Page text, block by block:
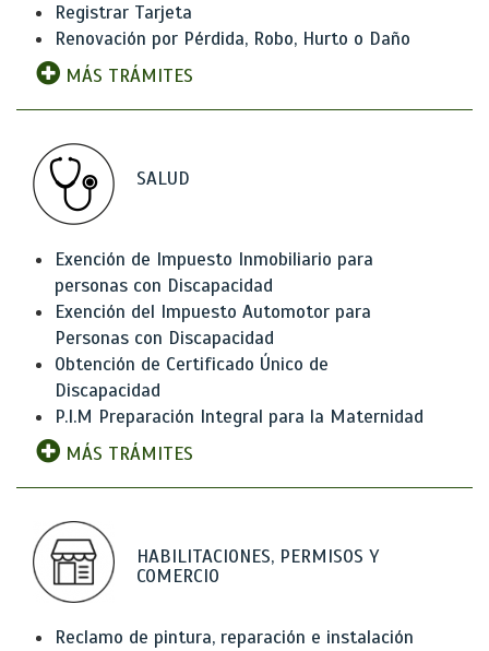
Registrar Tarjeta
Renovación por Pérdida, Robo, Hurto o Daño
MÁS TRÁMITES
SALUD
Exención de Impuesto Inmobiliario para
personas con Discapacidad
Exención del Impuesto Automotor para
Personas con Discapacidad
Obtención de Certificado Único de
Discapacidad
P.I.M Preparación Integral para la Maternidad
MÁS TRÁMITES
HABILITACIONES, PERMISOS Y
COMERCIO
Reclamo de pintura, reparación e instalación